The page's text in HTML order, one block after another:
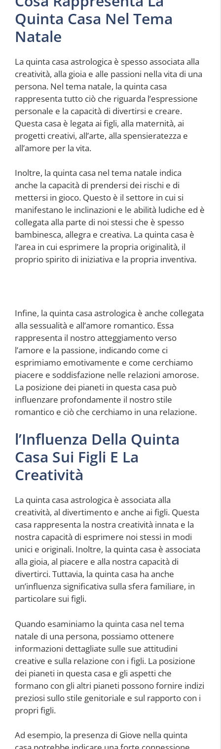
Quinta Casa Nel Tema
Natale
La quinta casa astrologica è spesso associata alla
creatività, alla gioia e alle passioni nella vita di una
persona. Nel tema natale, la quinta casa
rappresenta tutto ciò che riguarda l’espressione
personale e la capacità di divertirsi e creare.
Questa casa è legata ai figli, alla maternità, ai
progetti creativi, all’arte, alla spensieratezza e
all’amore per la vita.
Inoltre, la quinta casa nel tema natale indica
anche la capacità di prendersi dei rischi e di
mettersi in gioco. Questo è il settore in cui si
manifestano le inclinazioni e le abilità ludiche ed è
collegata alla parte di noi stessi che è spesso
bambinesca, allegra e creativa. La quinta casa è
l’area in cui esprimere la propria originalità, il
proprio spirito di iniziativa e la propria inventiva.
Infine, la quinta casa astrologica è anche collegata
alla sessualità e all’amore romantico. Essa
rappresenta il nostro atteggiamento verso
l’amore e la passione, indicando come ci
esprimiamo emotivamente e come cerchiamo
piacere e soddisfazione nelle relazioni amorose.
La posizione dei pianeti in questa casa può
influenzare profondamente il nostro stile
romantico e ciò che cerchiamo in una relazione.
l’Influenza Della Quinta
Casa Sui Figli E La
Creatività
La quinta casa astrologica è associata alla
creatività, al divertimento e anche ai figli. Questa
casa rappresenta la nostra creatività innata e la
nostra capacità di esprimere noi stessi in modi
unici e originali. Inoltre, la quinta casa è associata
alla gioia, al piacere e alla nostra capacità di
divertirci. Tuttavia, la quinta casa ha anche
un’influenza significativa sulla sfera familiare, in
particolare sui figli.
Quando esaminiamo la quinta casa nel tema
natale di una persona, possiamo ottenere
informazioni dettagliate sulle sue attitudini
creative e sulla relazione con i figli. La posizione
dei pianeti in questa casa e gli aspetti che
formano con gli altri pianeti possono fornire indizi
preziosi sullo stile genitoriale e sul rapporto con i
propri figli.
Ad esempio, la presenza di Giove nella quinta